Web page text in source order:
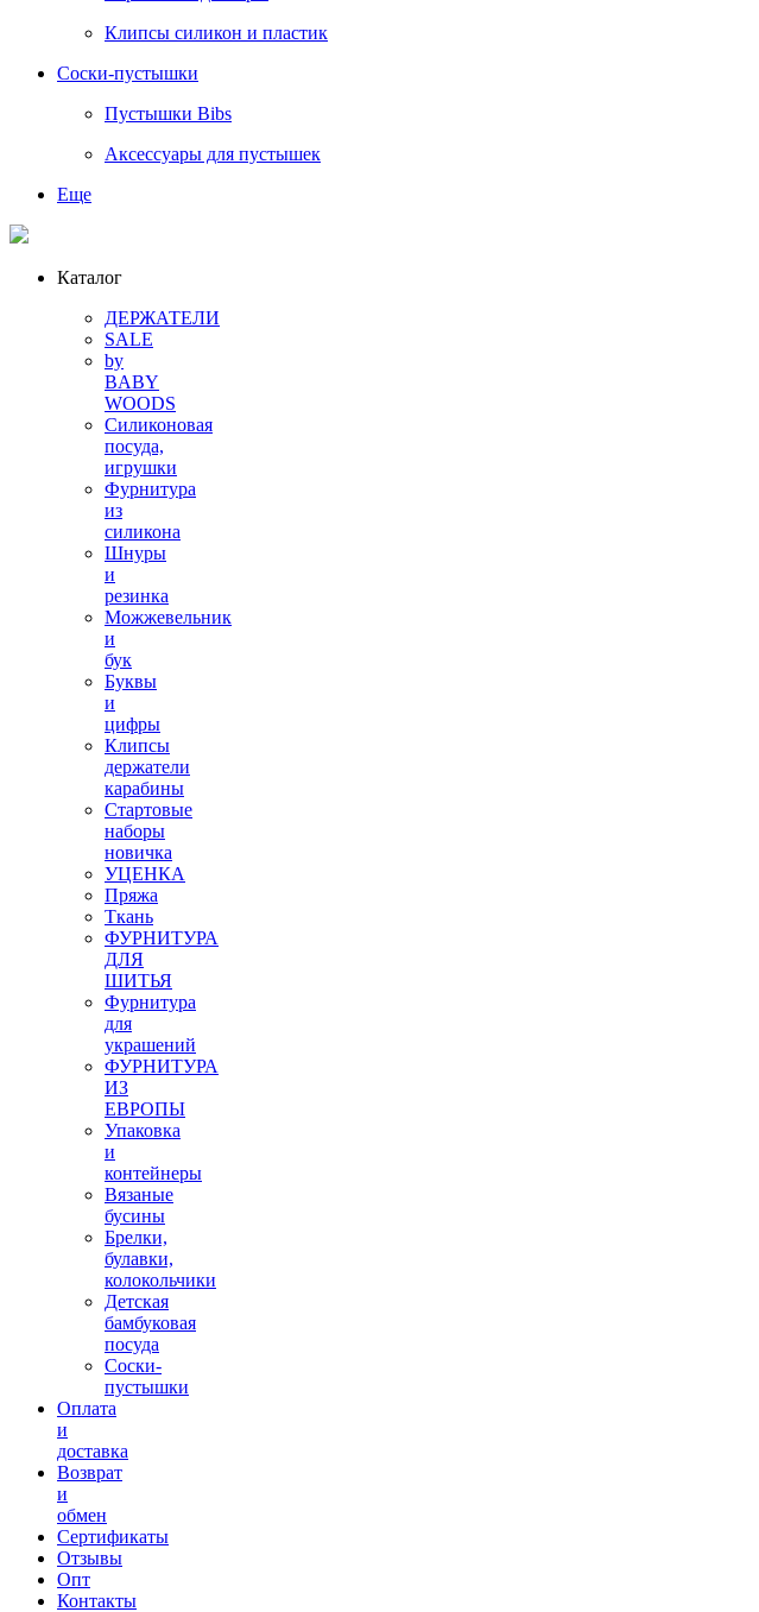
Клипсы силикон и пластик
Соски-пустышки
Пустышки Bibs
Аксессуары для пустышек
Еще
Каталог
ДЕРЖАТЕЛИ
SALE
by
BABY
WOODS
Силиконовая
посуда,
игрушки
Фурнитура
из
силикона
Шнуры
и
резинка
Можжевельник
и
бук
Буквы
и
цифры
Клипсы
держатели
карабины
Стартовые
наборы
новичка
УЦЕНКА
Пряжа
Ткань
ФУРНИТУРА
ДЛЯ
ШИТЬЯ
Фурнитура
для
украшений
ФУРНИТУРА
ИЗ
ЕВРОПЫ
Упаковка
и
контейнеры
Вязаные
бусины
Брелки,
булавки,
колокольчики
Детская
бамбуковая
посуда
Соски-
пустышки
Оплата
и
доставка
Возврат
и
обмен
Сертификаты
Отзывы
Опт
Контакты